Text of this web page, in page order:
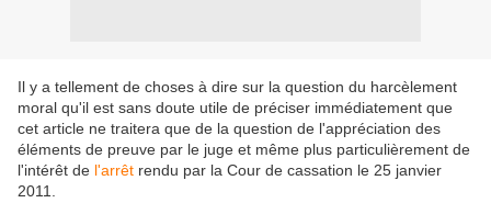
Il y a tellement de choses à dire sur la question du harcèlement
moral qu'il est sans doute utile de préciser immédiatement que
cet article ne traitera que de la question de l'appréciation des
éléments de preuve par le juge et même plus particulièrement de
l'intérêt de l'arrêt rendu par la Cour de cassation le 25 janvier
2011.